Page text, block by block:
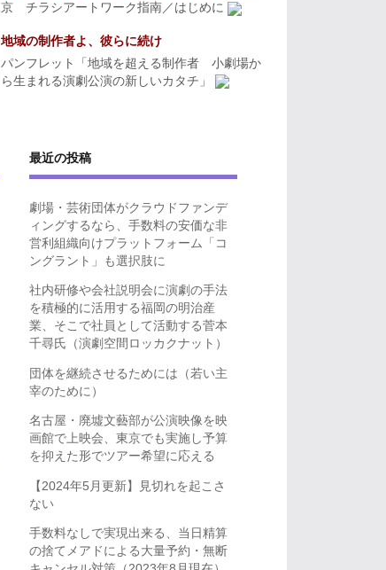
京 チラシアートワーク指南／はじめに
地域の制作者よ、彼らに続け
パンフレット「地域を超える制作者 小劇場か
ら生まれる演劇公演の新しいカタチ」
最近の投稿
劇場・芸術団体がクラウドファンデ
ィングするなら、手数料の安価な非
営利組織向けプラットフォーム「コ
ングラント」も選択肢に
社内研修や会社説明会に演劇の手法
を積極的に活用する福岡の明治産
業、そこで社員として活動する菅本
千尋氏（演劇空間ロッカクナット）
団体を継続させるためには（若い主
宰のために）
名古屋・廃墟文藝部が公演映像を映
画館で上映会、東京でも実施し予算
を抑えた形でツアー希望に応える
【2024年5月更新】見切れを起こさ
ない
手数料なしで実現出来る、当日精算
の捨てメアドによる大量予約・無断